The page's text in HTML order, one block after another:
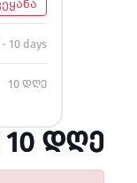
- 10 days
10 დღე
10 ᲓᲦᲔ